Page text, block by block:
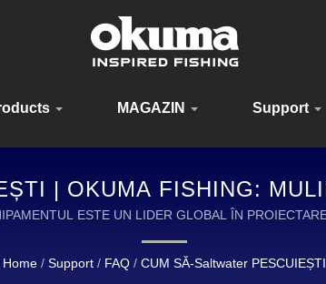
MAGAZIN Support
| OKUMA FISHING:
PRECIZIE PENTRU
ESTE UN LIDER GLOBAL ÎN
ÎNALTĂ CALITATE.
Home / Support / FAQ / CUM SĂ-Saltwater PESCUIEȘTI